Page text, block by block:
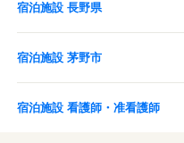
宿泊施設 長野県
宿泊施設 茅野市
宿泊施設 看護師・准看護師